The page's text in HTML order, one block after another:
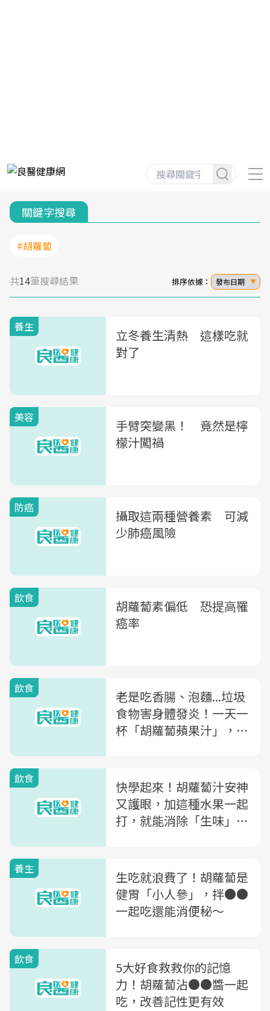
關鍵字搜尋
#胡蘿蔔
共14筆搜尋結果 排序依據： 發布日期
養生
立冬養生清熱 這樣吃就
對了
美容
手臂突變黑！ 竟然是檸
檬汁闖禍
防癌
攝取這兩種營養素 可減
少肺癌風險
飲食
胡蘿蔔素偏低 恐提高罹
癌率
飲食
老是吃香腸、泡麵...垃圾
食物害身體發炎！一天一
杯「胡蘿蔔蘋果汁」，淨
飲食
快學起來！胡蘿蔔汁安神
又護眼，加這種水果一起
打，就能消除「生味」變
養生
生吃就浪費了！胡蘿蔔是
健胃「小人參」，拌●●
一起吃還能消便秘～
飲食
5大好食救救你的記憶
力！胡蘿蔔沾●●醬一起
吃，改善記性更有效